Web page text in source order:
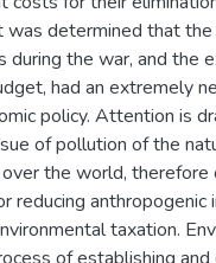
was determined that
during the war, and the
had an extremely
policy. Attention is
of pollution of the
the world, therefore
reducing anthropogenic
taxation.